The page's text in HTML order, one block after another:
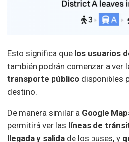
Esto significa que los usuarios
también podrán comenzar a ver
transporte público disponibles
destino.
De manera similar a Google
permitirá ver las líneas de
llegada y salida de los buses, y